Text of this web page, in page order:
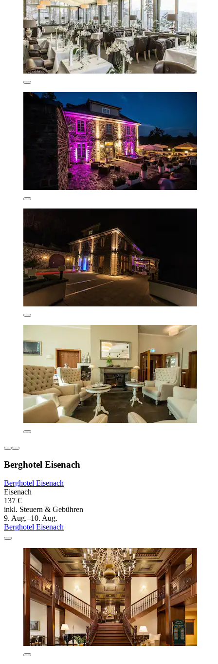
Berghotel Eisenach
Berghotel Eisenach
Eisenach
137 €
inkl. Steuern & Gebühren
9. Aug.–10. Aug.
Berghotel Eisenach